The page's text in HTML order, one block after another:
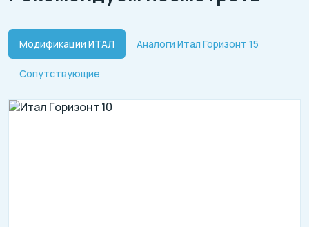
Модификации ИТАЛ Аналоги Итал Горизонт 15
Сопутствующие